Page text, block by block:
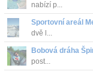
nabízí p...
Sportovní areál
dvě l...
Bobová dráha
post...